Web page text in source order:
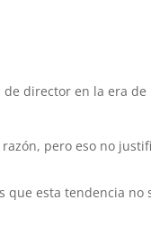
director en la era de
razón, pero eso no
que esta tendencia